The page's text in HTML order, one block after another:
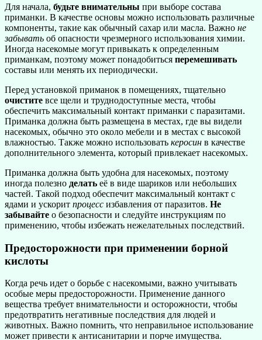
Для начала, будьте внимательны при выборе состава
приманки. В качестве основы можно использовать различные
компоненты, такие как обычный сахар или масла. Важно не
забывать об опасности чрезмерного использования химии.
Иногда насекомые могут привыкать к определенным
приманкам, поэтому может понадобиться перемешивать
составы или менять их периодически.
Перед установкой приманок в помещениях, тщательно
очистите все щели и труднодоступные места, чтобы
обеспечить максимальный контакт приманки с паразитами.
Приманка должна быть размещена в местах, где вы видели
насекомых, обычно это около мебели и в местах с высокой
влажностью. Также можно использовать керосин в качестве
дополнительного элемента, который привлекает насекомых.
Приманка должна быть удобна для насекомых, поэтому
иногда полезно делать её в виде шариков или небольших
частей. Такой подход обеспечит максимальный контакт с
ядами и ускорит процесс избавления от паразитов. Не
забывайте о безопасности и следуйте инструкциям по
применению, чтобы избежать нежелательных последствий.
Предосторожности при применении борной
кислоты
Когда речь идет о борьбе с насекомыми, важно учитывать
особые меры предосторожности. Применение данного
вещества требует внимательности и осторожности, чтобы
предотвратить негативные последствия для людей и
животных. Важно помнить, что неправильное использование
может привести к антисанитарии и порче имущества.